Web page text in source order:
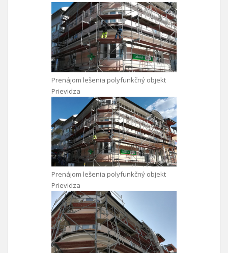
Prenájom lešenia polyfunkčný objekt
Prievidza
Prenájom lešenia polyfunkčný objekt
Prievidza